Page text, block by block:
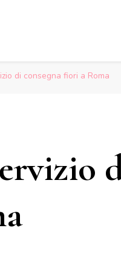
di consegna fiori a Roma